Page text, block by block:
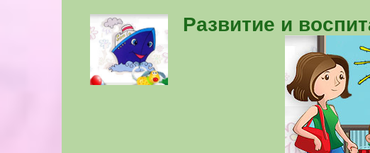
Развитие и